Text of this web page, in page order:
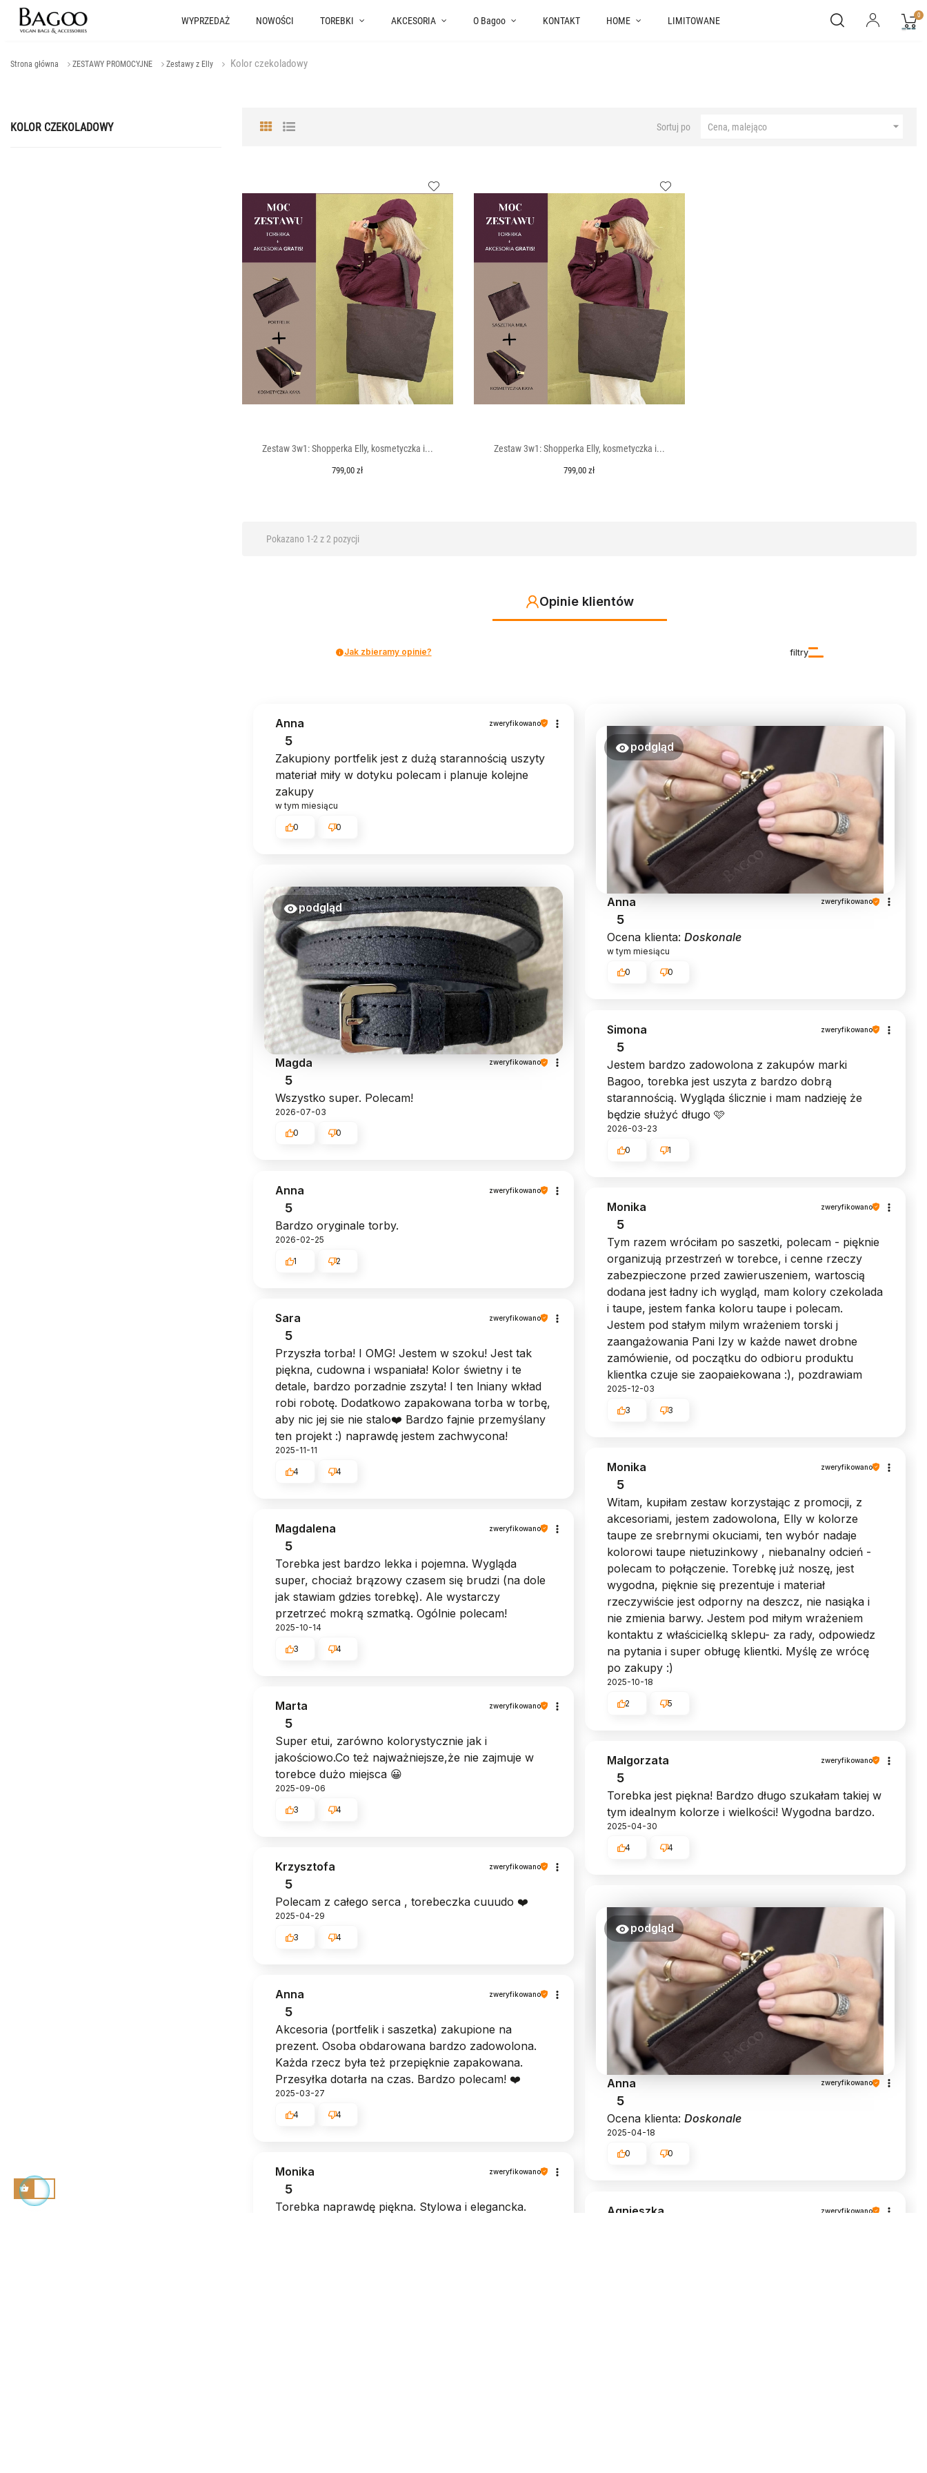
WYPRZEDAŻ NOWOŚCI TOREBKI AKCESORIA O Bagoo KONTAKT HOME LIMITOWANE 0
Strona główna ZESTAWY PROMOCYJNE Zestawy z Elly Kolor czekoladowy
KOLOR CZEKOLADOWY Sortuj po Cena, malejąco 
Zestaw 3w1: Shopperka Elly, kosmetyczka i...
799,00 zł
Zestaw 3w1: Shopperka Elly, kosmetyczka i...
799,00 zł
Pokazano 1-2 z 2 pozycji
Opinie klientów
filtry
Jak zbieramy opinie?
Anna zweryfikowano
5
Zakupiony portfelik jest z dużą starannością uszyty
materiał miły w dotyku polecam i planuje kolejne
zakupy
w tym miesiącu
0 0
podgląd
Anna zweryfikowano
5
Ocena klienta: Doskonale
w tym miesiącu
0 0
podgląd
Magda zweryfikowano
5
Wszystko super. Polecam!
2026-07-03
0 0
Simona zweryfikowano
5
Jestem bardzo zadowolona z zakupów marki
Bagoo, torebka jest uszyta z bardzo dobrą
starannością. Wygląda ślicznie i mam nadzieję że
będzie służyć długo 🩷
2026-03-23
0 1
Anna zweryfikowano
5
Bardzo oryginale torby.
2026-02-25
1 2
Monika zweryfikowano
5
Tym razem wróciłam po saszetki, polecam - pięknie
organizują przestrzeń w torebce, i cenne rzeczy
zabezpieczone przed zawieruszeniem, wartoscią
dodana jest ładny ich wygląd, mam kolory czekolada
i taupe, jestem fanka koloru taupe i polecam.
Jestem pod stałym milym wrażeniem torski j
zaangażowania Pani Izy w każde nawet drobne
zamówienie, od początku do odbioru produktu
klientka czuje sie zaopaiekowana :), pozdrawiam
2025-12-03
3 3
Sara zweryfikowano
5
Przyszła torba! I OMG! Jestem w szoku! Jest tak
piękna, cudowna i wspaniała! Kolor świetny i te
detale, bardzo porzadnie zszyta! I ten lniany wkład
robi robotę. Dodatkowo zapakowana torba w torbę,
aby nic jej sie nie stalo❤️ Bardzo fajnie przemyślany
ten projekt :) naprawdę jestem zachwycona!
2025-11-11
4 4 Monika zweryfikowano
5
Witam, kupiłam zestaw korzystając z promocji, z
akcesoriami, jestem zadowolona, Elly w kolorze
taupe ze srebrnymi okuciami, ten wybór nadaje
kolorowi taupe nietuzinkowy , niebanalny odcień -
polecam to połączenie. Torebkę już noszę, jest
wygodna, pięknie się prezentuje i materiał
rzeczywiście jest odporny na deszcz, nie nasiąka i
nie zmienia barwy. Jestem pod miłym wrażeniem
kontaktu z właścicielką sklepu- za rady, odpowiedz
na pytania i super obługę klientki. Myślę ze wrócę
po zakupy :)
2025-10-18
2 5
Magdalena zweryfikowano
5
Torebka jest bardzo lekka i pojemna. Wygląda
super, chociaż brązowy czasem się brudzi (na dole
jak stawiam gdzies torebkę). Ale wystarczy
przetrzeć mokrą szmatką. Ogólnie polecam!
2025-10-14
3 4
Marta zweryfikowano
5
Super etui, zarówno kolorystycznie jak i
jakościowo.Co też najważniejsze,że nie zajmuje w
torebce dużo miejsca 😀
2025-09-06
3 4
Malgorzata zweryfikowano
5
Torebka jest piękna! Bardzo długo szukałam takiej w
tym idealnym kolorze i wielkości! Wygodna bardzo.
2025-04-30
4 4
Krzysztofa zweryfikowano
5
Polecam z całego serca , torebeczka cuuudo ❤️
2025-04-29
3 4
podgląd
Anna zweryfikowano
5
Ocena klienta: Doskonale
2025-04-18
0 0
Anna zweryfikowano
5
Akcesoria (portfelik i saszetka) zakupione na
prezent. Osoba obdarowana bardzo zadowolona.
Każda rzecz była też przepięknie zapakowana.
Przesyłka dotarła na czas. Bardzo polecam! ❤️
2025-03-27
4 4
Monika zweryfikowano
5
Torebka naprawdę piękna. Stylowa i elegancka.
Agnieszka zweryfikowano